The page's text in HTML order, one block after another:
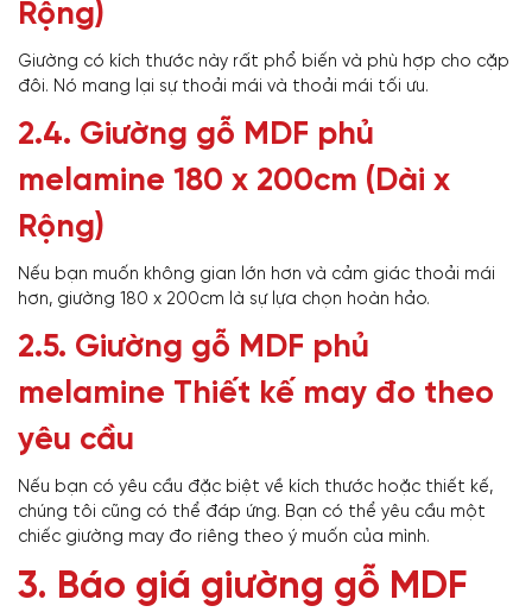
Rộng)
Giường có kích thước này rất phổ biến và phù hợp cho cặp
đôi. Nó mang lại sự thoải mái và thoải mái tối ưu.
2.4. Giường gỗ MDF phủ
melamine 180 x 200cm (Dài x
Rộng)
Nếu bạn muốn không gian lớn hơn và cảm giác thoải mái
hơn, giường 180 x 200cm là sự lựa chọn hoàn hảo.
2.5. Giường gỗ MDF phủ
melamine Thiết kế may đo theo
yêu cầu
Nếu bạn có yêu cầu đặc biệt về kích thước hoặc thiết kế,
chúng tôi cũng có thể đáp ứng. Bạn có thể yêu cầu một
chiếc giường may đo riêng theo ý muốn của mình.
3. Báo giá giường gỗ MDF